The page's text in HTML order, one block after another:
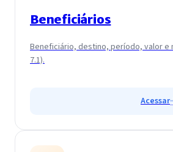
Beneficiários
Beneficiário, destino, período, valor e
7.1).
Acessar